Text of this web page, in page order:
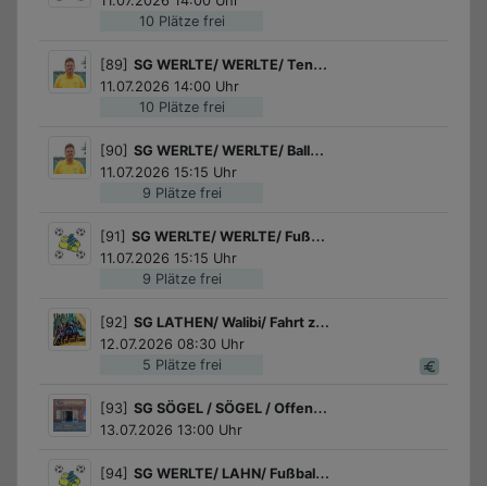
10 Plätze frei
10 Plätze frei
[89] SG WERLTE/ WERLTE/ Tennis Schnupperkurs des Tennisvereins Werlte!
11.07.2026 14:00 Uhr
9 Plätze frei
[90] SG WERLTE/ WERLTE/ Ballspiele
11.07.2026 15:15 Uhr
9 Plätze frei
[91] SG WERLTE/ WERLTE/ Fußball für Mädchen
11.07.2026 15:15 Uhr
5 Plätze frei
[92] SG LATHEN/ Walibi/ Fahrt zum Freizeitpark Walibi in den Niederlanden
12.07.2026 08:30 Uhr
[93] SG SÖGEL / SÖGEL / Offenes Jugendzentrum - Öffnungszeiten
13.07.2026 13:00 Uhr
[94] SG WERLTE/ LAHN/ Fußball für Jungs